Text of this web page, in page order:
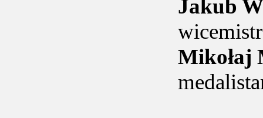
Jakub
Mikołaj